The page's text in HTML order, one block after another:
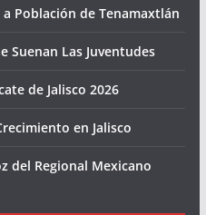
a Población de Tenamaxtlán
Suenan Las Juventudes
de Jalisco 2026
en Jalisco
del Regional Mexicano